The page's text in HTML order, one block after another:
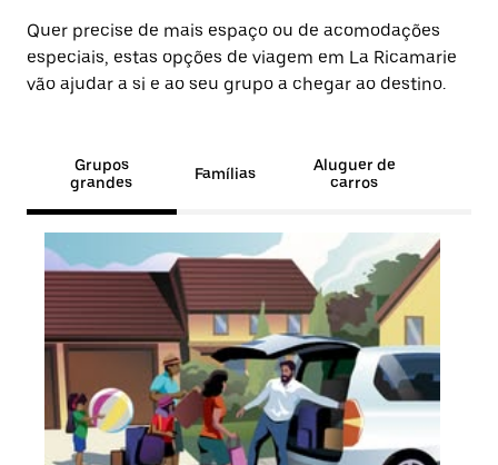
Quer precise de mais espaço ou de acomodações
especiais, estas opções de viagem em La Ricamarie
vão ajudar a si e ao seu grupo a chegar ao destino.
Grupos
grandes
Famílias
Aluguer de
carros